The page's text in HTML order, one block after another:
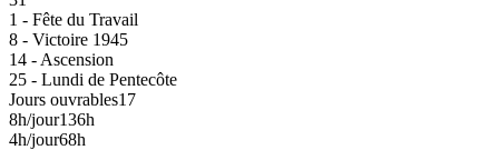
1 - Fête du Travail
8 - Victoire 1945
14 - Ascension
25 - Lundi de Pentecôte
Jours ouvrables17
8h/jour136h
4h/jour68h